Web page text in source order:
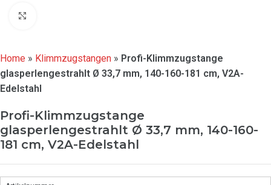
Home » Klimmzugstangen » Profi-Klimmzugstange
glasperlengestrahlt Ø 33,7 mm, 140-160-181 cm, V2A-
Edelstahl
Profi-Klimmzugstange
glasperlengestrahlt Ø 33,7 mm, 140-160-
181 cm, V2A-Edelstahl